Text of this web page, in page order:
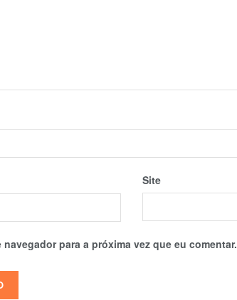
Site
para a próxima vez que eu comentar.